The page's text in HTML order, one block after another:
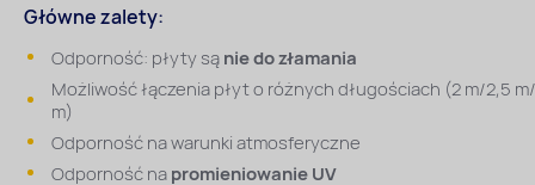
Główne zalety:
Odporność: płyty sąnie do złamania
Możliwość łączenia płyt o różnych długościach (2 m/2,5
m)
Odporność na warunki atmosferyczne
Odporność napromieniowanie UV